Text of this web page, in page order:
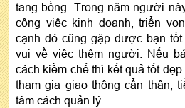
tang bồng. Trong năm người
công việc kinh doanh, triển
cạnh đó cũng gặp được bạn
vui về việc thêm người. Nếu
cách kiềm chế thì kết quả tốt
tham gia giao thông cẩn thận,
tâm cách quản lý.